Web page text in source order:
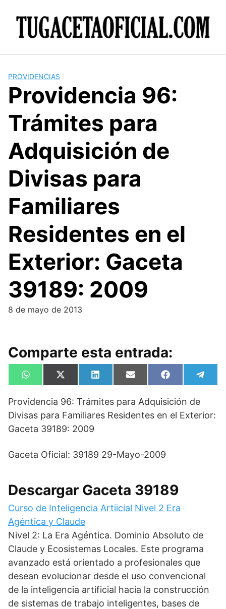
PROVIDENCIAS
Providencia 96:
Trámites para
Adquisición de
Divisas para
Familiares
Residentes en el
Exterior: Gaceta
39189: 2009
8 de mayo de 2013
Comparte esta entrada:
Compartir
en
W
h
t
A
p
p
Compartir
en
X
(
w
i
t
t
e
)
Compartir
en
L
i
k
d
Compartir
en
E
m
i
Compartir
en
F
a
e
o
en
e
r
Providencia 96: Trámites para Adquisición de
Divisas para Familiares Residentes en el Exterior:
Gaceta 39189: 2009
Gaceta Oficial: 39189 29-Mayo-2009
Descargar Gaceta 39189
Curso de Inteligencia Artiicial Nivel 2 Era
Agéntica y Claude
Nivel 2: La Era Agéntica. Dominio Absoluto de
Claude y Ecosistemas Locales. Este programa
avanzado está orientado a profesionales que
desean evolucionar desde el uso convencional
de la inteligencia artificial hacia la construcción
de sistemas de trabajo inteligentes, bases de